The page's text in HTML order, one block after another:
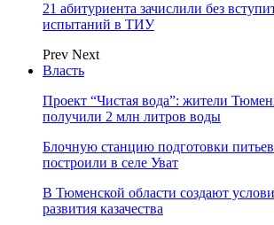
21 абитуриента зачислили без
испытаний в ТИУ
Prev Next
Власть
Проект “Чистая вода”: жители
получили 2 млн литров воды
Блочную станцию подготовки
построили в селе Уват
В Тюменской области создают
развития казачества